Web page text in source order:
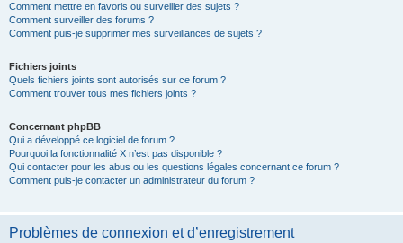
Comment mettre en favoris ou surveiller des sujets ?
Comment surveiller des forums ?
Comment puis-je supprimer mes surveillances de sujets ?
Fichiers joints
Quels fichiers joints sont autorisés sur ce forum ?
Comment trouver tous mes fichiers joints ?
Concernant phpBB
Qui a développé ce logiciel de forum ?
Pourquoi la fonctionnalité X n’est pas disponible ?
Qui contacter pour les abus ou les questions légales concernant ce forum ?
Comment puis-je contacter un administrateur du forum ?
Problèmes de connexion et d’enregistrement